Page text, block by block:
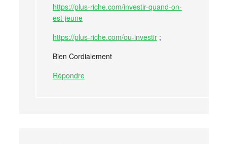
https://plus-riche.com/investir-quand-on-
est-jeune
https://plus-riche.com/ou-investir;
Bien Cordialement
Répondre